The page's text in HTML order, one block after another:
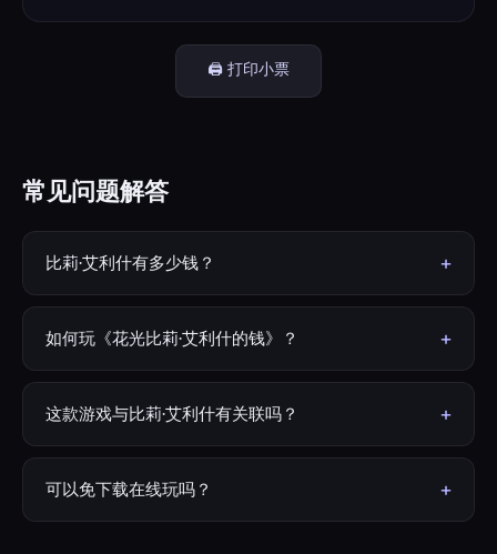
🖨️ 打印小票
常见问题解答
比莉·艾利什有多少钱？ +
截至2026年，比莉·艾利什的估计净资产约为1.5亿美元。她
的财富主要来自音乐销量、全球巡演、品牌合作以及屡获格
如何玩《花光比莉·艾利什的钱》？ +
设置你想要的计时器（默认1分钟），点击"开始"，然后点击
任意商品的"购买"按钮。看着比莉的财富不断减少。如果想
束前花光全部1.5亿美元！
这款游戏与比莉·艾利什有关联吗？ +
没有。本游戏为非官方粉丝制作，仅供娱乐，与比莉·艾利
什或任何相关机构不存在任何关联、合作或官方认可。
可以免下载在线玩吗？ +